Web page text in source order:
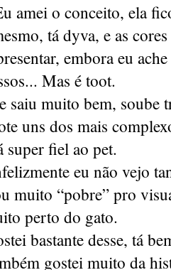
amei o conceito, ela
tá dyva, e as
embora eu
Mas é toot.
saiu muito bem, soube
uns dos mais
super fiel ao pet.
eu não vejo
muito “pobre” pro
perto do gato.
bastante desse, tá
gostei muito da